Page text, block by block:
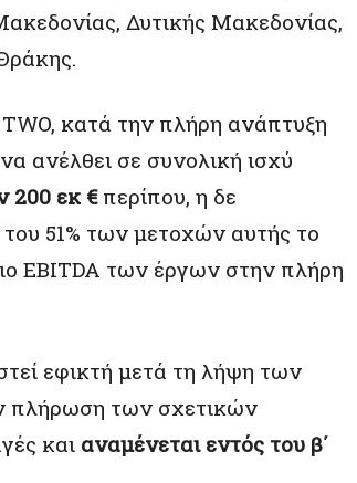
Δυτικής Μακεδονίας,
TWO, κατά την πλήρη ανάπτυξη
ανέλθει σε συνολική ισχύ
200 εκ €περίπου, η δε
51% των μετοχών αυτής το
EBITDA των έργων στην πλήρη
εφικτή μετά τη λήψη των
πλήρωση των σχετικών
και αναμένεται εντός του β΄